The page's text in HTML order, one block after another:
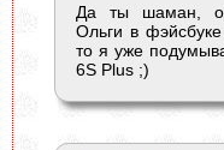
Да ты шаман,
Ольги в
то я уже
6S Plus ;)